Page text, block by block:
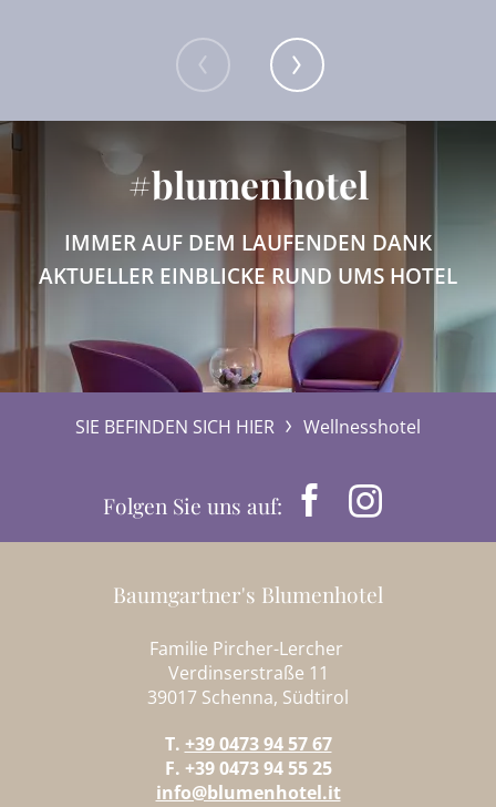
#blumenhotel
IMMER AUF DEM LAUFENDEN DANK
AKTUELLER EINBLICKE RUND UMS HOTEL
SIE BEFINDEN SICH HIER Wellnesshotel
Folgen Sie uns auf:
Baumgartner's Blumenhotel
Familie Pircher-Lercher
Verdinserstraße 11
39017 Schenna, Südtirol
T. +39 0473 94 57 67
F. +39 0473 94 55 25
info@blumenhotel.it